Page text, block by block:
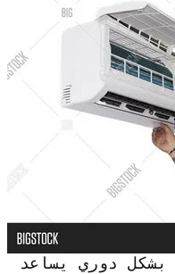
بشكل دوري يساعد